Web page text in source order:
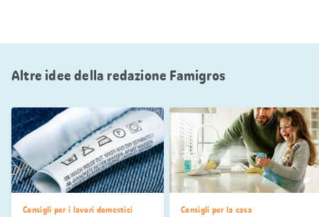
Altre idee della redazione Famigros
Consigli per i lavori domestici Consigli per la casa